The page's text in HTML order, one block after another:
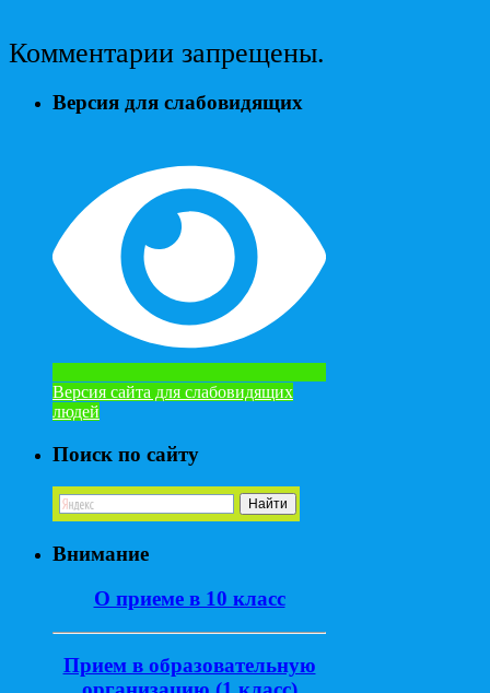
Комментарии запрещены.
Версия для слабовидящих
Версия сайта для слабовидящих
людей
Поиск по сайту
Внимание
О приеме в 10 класс
Прием в образовательную